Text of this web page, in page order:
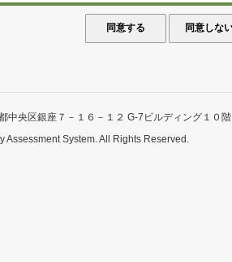
中央区銀座７－１６－１２ G-7ビルディング１０階
System. All Rights Reserved.